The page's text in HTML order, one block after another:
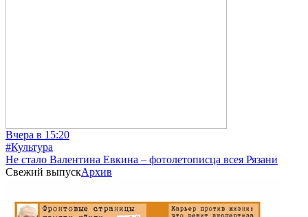
Вчера в 15:20
#Культура
Не стало Валентина Евкина – фотолетописца всея Рязани
Свежий выпускАрхив